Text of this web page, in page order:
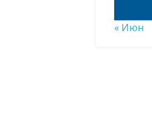
« Июн